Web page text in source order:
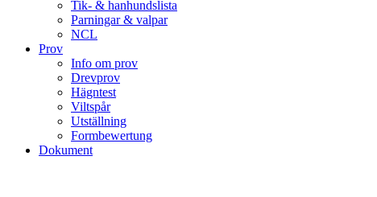
Tik- & hanhundslista
Parningar & valpar
NCL
Prov
Info om prov
Drevprov
Hägntest
Viltspår
Utställning
Formbewertung
Dokument